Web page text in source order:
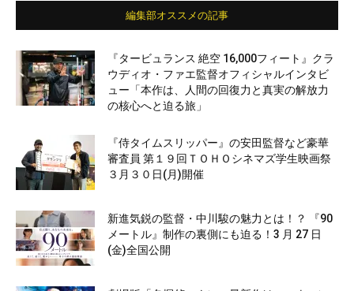
編集部オススメの記事
『タービュランス 絶空 16,000フィート』クラ
ウディオ・ファエ監督オフィシャルインタビ
ュー「本作は、人間の回復力と真実の解放力
の核心へと迫る旅」
『侍タイムスリッパー』の安田監督など豪華
審査員 第１９回ＴＯＨＯシネマズ学生映画祭
３月３０日(月)開催
新進気鋭の監督・中川駿の魅力とは！？ 『90
メートル』制作の裏側にも迫る！3 月 27 日
(金)全国公開